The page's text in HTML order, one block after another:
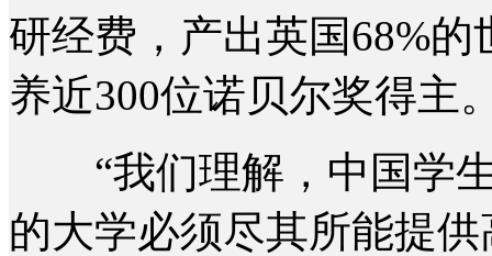
研经费，产出英国68%
养近300位诺贝尔奖得主
“我们理解，中国学生
的大学必须尽其所能提